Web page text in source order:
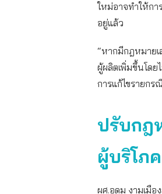
ใหม่อาจทำให้กา
อยู่แล้ว
“หากมีกฎหมาย
ผู้ผลิตเพิ่มขึ้นโดย
การแก้ไขรายกร
ปรับกฎ
ผู้บริโภค
ผศ.อุดม งามเมือ